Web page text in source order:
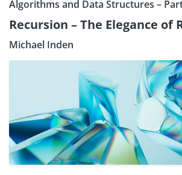
Algorithms and Data Structures –
Recursion – The Elegance of
Michael Inden